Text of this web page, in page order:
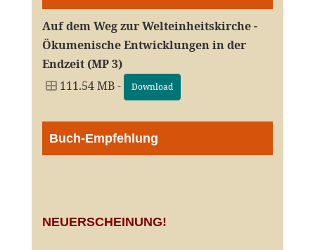
Auf dem Weg zur Welteinheitskirche -
Ökumenische Entwicklungen in der
Endzeit (MP 3)
111.54 MB -
Download
Buch-Empfehlung
NEUERSCHEINUNG!